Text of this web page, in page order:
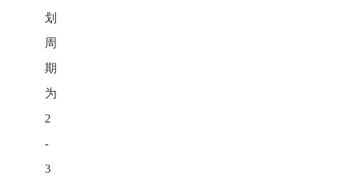
划
周
期
为
2
-
3